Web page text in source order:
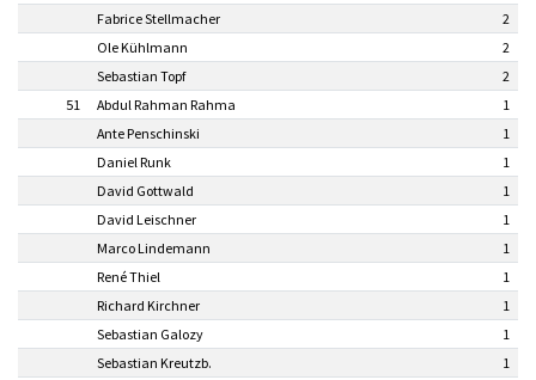
Fabrice Stellmacher
2
Ole Kühlmann
2
Sebastian Topf
2
51
Abdul Rahman Rahma
1
Ante Penschinski
1
Daniel Runk
1
David Gottwald
1
David Leischner
1
Marco Lindemann
1
René Thiel
1
Richard Kirchner
1
Sebastian Galozy
1
Sebastian Kreutzb.
1